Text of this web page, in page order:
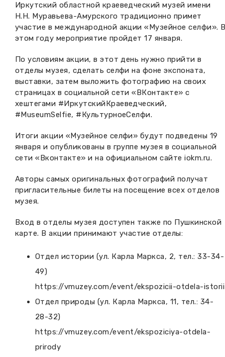
Вакансии музея
Независимая оценка
Проекты и программы
Научные издания
Новости
Прейскурант
Фонды и коллекции
Партнеры
Ледокол Ангара
Музей В.Г. Распутина
КПЦ им. свт. Иннокентия (Вениаминова)
Научно-фондовый отдел
Мемориальный дом А.М. Тюрюмина
Музеи региона
Повышение квалификации
Передвижные выставки
Отчетность
Профессиональные мероприятия
Иркутский областной краеведческий музей имени
Н.Н. Муравьева-Амурского традиционно примет
участие в международной акции «Музейное селфи».
этом году мероприятие пройдет 17 января.
По условиям акции, в этот день нужно прийти в
отделы музея, сделать селфи на фоне экспоната,
выставки, затем выложить фотографию на своих
страницах в социальной сети «ВКонтакте» с
хештегами #ИркутскийКраеведческий,
#MuseumSelfie, #КультурноеСелфи.
Итоги акции «Музейное селфи» будут подведены 19
января и опубликованы в группе музея в социальной
сети «Вконтакте» и на официальном сайте iokm.ru.
Авторы самых оригинальных фотографий получат
пригласительные билеты на посещение всех отделов
музея.
Вход в отделы музея доступен также по Пушкинской
карте. В акции принимают участие отделы:
Отдел истории (ул. Карла Маркса, 2, тел.: 33-34-
49)
https://vmuzey.com/event/ekspozicii-otdela-istorii
Отдел природы (ул. Карла Маркса, 11, тел.: 34-
28-32)
https://vmuzey.com/event/ekspoziciya-otdela-
prirody